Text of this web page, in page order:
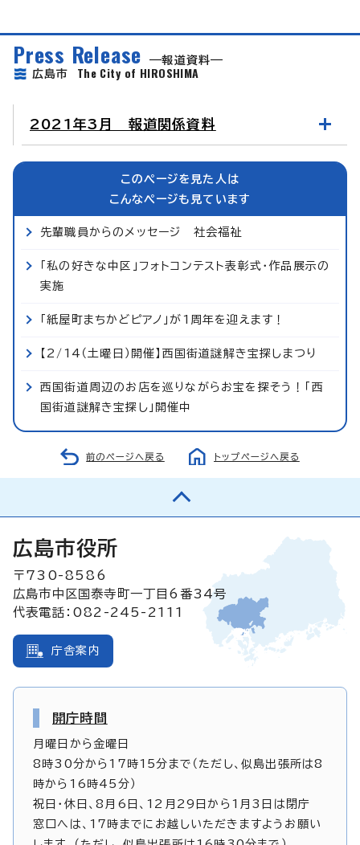
Press Release
報道資料
広島市 The City of HIROSHIMA
2021年3月 報道関係資料
このページを見た人は
こんなページも見ています
先輩職員からのメッセージ 社会福祉
「私の好きな中区」フォトコンテスト表彰式・作品展示の
実施
「紙屋町まちかどピアノ」が1周年を迎えます！
【2/14（土曜日）開催】西国街道謎解き宝探しまつり
西国街道周辺のお店を巡りながらお宝を探そう！「西
国街道謎解き宝探し」開催中
前のページへ戻る トップページへ戻る
広島市役所
〒730-8586
広島市中区国泰寺町一丁目6番34号
代表電話：082-245-2111
庁舎案内
開庁時間
月曜日から金曜日
8時30分から17時15分まで（ただし、似島出張所は8
時から16時45分）
祝日・休日、8月6日、12月29日から1月3日は閉庁
窓口へは、17時までにお越しいただきますようお願い